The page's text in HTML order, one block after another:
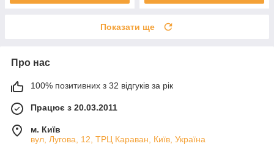
Показати ще
Про нас
100% позитивних з 32 відгуків за рік
Працює з 20.03.2011
м. Київ
вул, Лугова, 12, ТРЦ Караван, Київ, Україна